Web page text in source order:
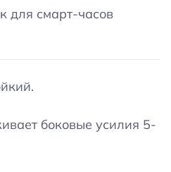
для смарт-часов
боковые усилия 5-